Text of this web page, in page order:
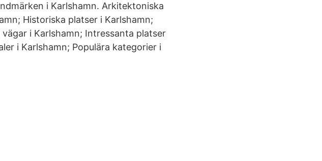
i Karlshamn. Arkitektoniska
Historiska platser i Karlshamn;
i Karlshamn; Intressanta platser
i Karlshamn; Populära kategorier i